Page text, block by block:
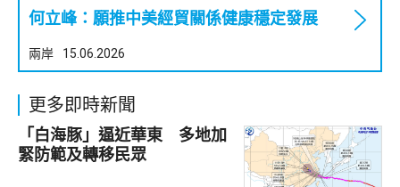
何立峰：願推中美經貿關係健康穩定發展
兩岸 15.06.2026
更多即時新聞
「白海豚」逼近華東 多地加
緊防範及轉移民眾